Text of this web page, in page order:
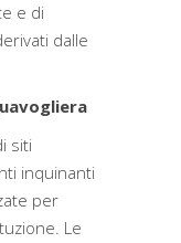
e di
dalle
siti
inquinanti
per
Le